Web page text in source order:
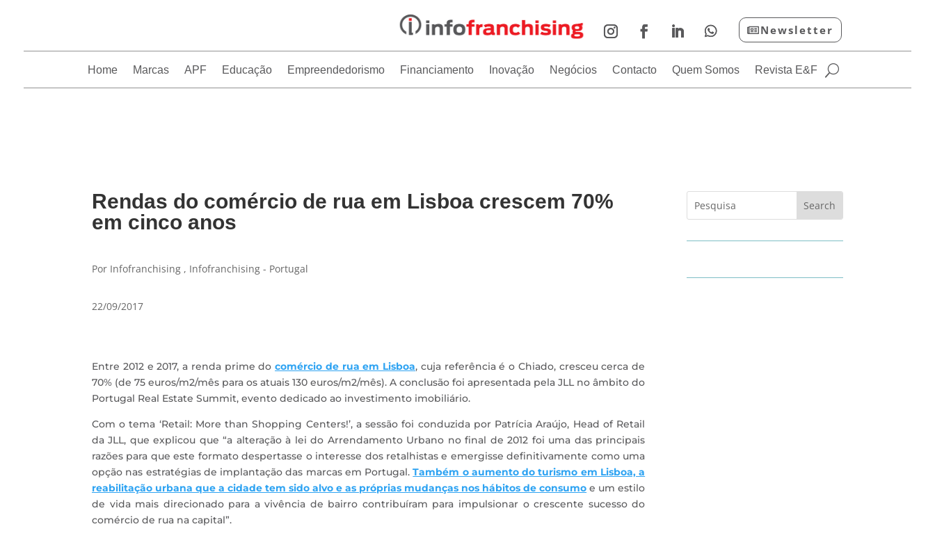
Newsletter
Home Marcas APF Educação Empreendedorismo Financiamento Inovação Negócios Contacto Quem Somos Revista E&F
Rendas do comércio de rua em Lisboa crescem 70%
em cinco anos
Por Infofranchising , Infofranchising - Portugal
22/09/2017
Entre 2012 e 2017, a renda prime docomércio de rua em Lisboa, cuja referência é o Chiado, cresceu cerca de
70% (de 75 euros/m2/mês para os atuais 130 euros/m2/mês). A conclusão foi apresentada pela JLL no âmbito do
Portugal Real Estate Summit, evento dedicado ao investimento imobiliário.
Com o tema ‘Retail: More than Shopping Centers!’, a sessão foi conduzida por Patrícia Araújo, Head of Retail
da JLL, que explicou que “a alteração à lei do Arrendamento Urbano no final de 2012 foi uma das principais
razões para que este formato despertasse o interesse dos retalhistas e emergisse definitivamente como uma
opção nas estratégias de implantação das marcas em Portugal.Também o aumento do turismo em Lisboa, a
reabilitação urbana que a cidade tem sido alvo e as próprias mudanças nos hábitos de consumo e um estilo
de vida mais direcionado para a vivência de bairro contribuíram para impulsionar o crescente sucesso do
comércio de rua na capital”.